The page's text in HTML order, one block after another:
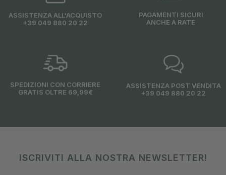
ASSISTENZA ALL'ACQUISTO
+39 049 880 20 22
PAGAMENTI SICURI
ANCHE A RATE
SPEDIZIONI CON CORRIERE
GRATIS OLTRE 69,99€
ASSISTENZA POST VENDITA
+39 049 880 20 22
ISCRIVITI ALLA NOSTRA NEWSLETTER!